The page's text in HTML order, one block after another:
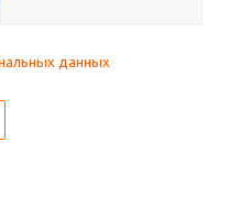
данных